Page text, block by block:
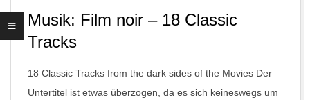
Musik: Film noir – 18 Classic
Tracks
18 Classic Tracks from the dark sides of the Movies Der
Untertitel ist etwas überzogen, da es sich keineswegs um